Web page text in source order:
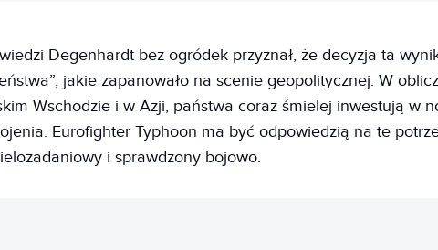
Degenhardt bez ogródek przyznał, że decyzja ta
jakie zapanowało na scenie geopolitycznej. W
Wschodzie i w Azji, państwa coraz śmielej inwestują w
Eurofighter Typhoon ma być odpowiedzią na te
i sprawdzony bojowo.